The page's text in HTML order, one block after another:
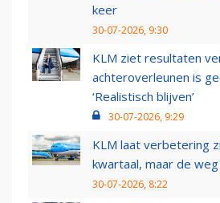
keer
30-07-2026, 9:30
KLM ziet resultaten
achteroverleunen is
‘Realistisch blijven’
30-07-2026, 9:29
KLM laat verbetering
kwartaal, maar de
30-07-2026, 8:22